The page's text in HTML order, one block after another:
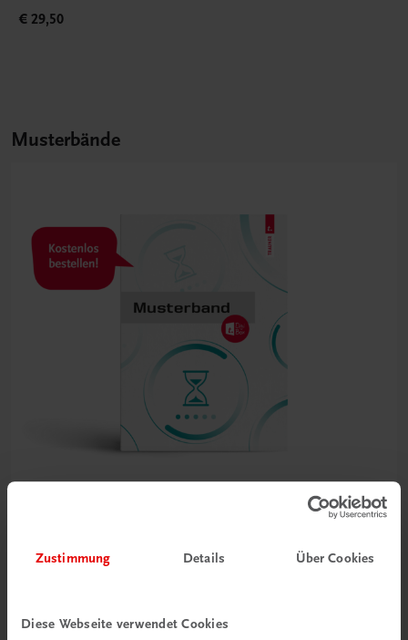
Zustimmung Details Über Cookies
Diese Webseite verwendet Cookies
€ 29,50
Musterbände
HF/HLT
€ 0,00